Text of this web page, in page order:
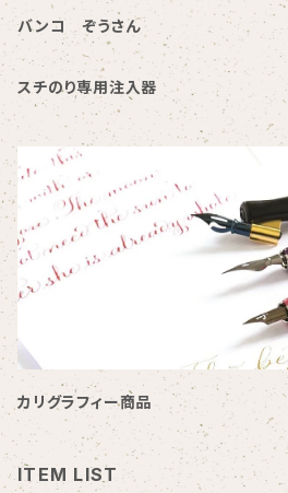
バンコ ぞうさん
スチのり専用注入器
カリグラフィー商品
ITEM LIST